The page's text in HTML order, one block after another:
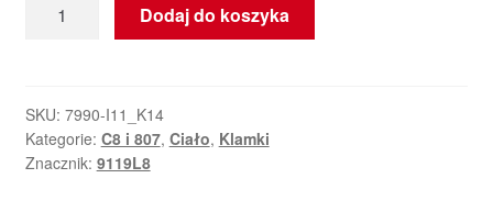
Krycie
Przednich
Prawych
Drzwi
Dodaj do koszyka
SKU: 7990-I11_K14
Kategorie: C8 i 807, Ciało, Klamki
Znacznik: 9119L8